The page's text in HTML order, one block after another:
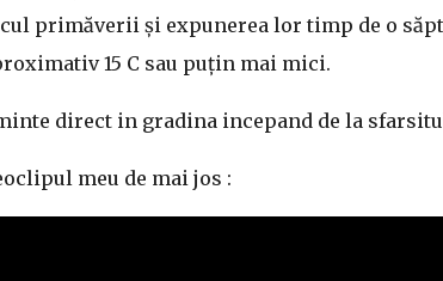
primăverii și expunerea lor timp de o
15 C sau puțin mai mici.
direct in gradina incepand de la
meu de mai jos :